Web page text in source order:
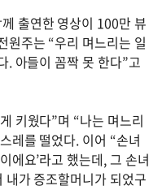
출연한 영상이 100만 뷰
원주는 “우리 며느리는 일
. 아들이 꼼짝 못 한다”고
키웠다”며 “나는 며느리
레를 떨었다. 이어 “손녀
에요’라고 했는데, 그 손녀
가 증조할머니가 되었구